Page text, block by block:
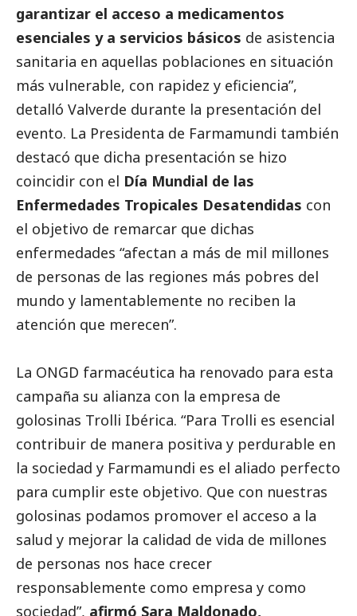
garantizar el acceso a medicamentos
esenciales y a servicios básicos de asistencia
sanitaria en aquellas poblaciones en situación
más vulnerable, con rapidez y eficiencia”,
detalló Valverde durante la presentación del
evento. La Presidenta de Farmamundi también
destacó que dicha presentación se hizo
coincidir con el Día Mundial de las
Enfermedades Tropicales Desatendidas con
el objetivo de remarcar que dichas
enfermedades “afectan a más de mil millones
de personas de las regiones más pobres del
mundo y lamentablemente no reciben la
atención que merecen”.
La ONGD farmacéutica ha renovado para esta
campaña su alianza con la empresa de
golosinas Trolli Ibérica. “Para Trolli es esencial
contribuir de manera positiva y perdurable en
la sociedad y Farmamundi es el aliado perfecto
para cumplir este objetivo. Que con nuestras
golosinas podamos promover el acceso a la
salud y mejorar la calidad de vida de millones
de personas nos hace crecer
responsablemente como empresa y como
sociedad”, afirmó Sara Maldonado,